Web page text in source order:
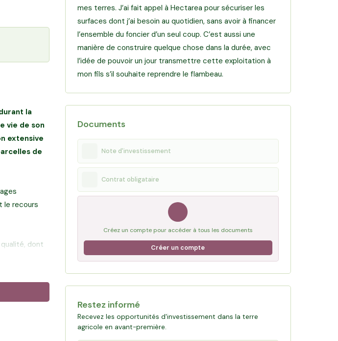
la
vie de son
extensive
de
le recours
dont
et
mes terres. J’ai fait appel à Hectarea pour sécuriser les
surfaces dont j’ai besoin au quotidien, sans avoir à financer
l’ensemble du foncier d’un seul coup. C’est aussi une
manière de construire quelque chose dans la durée, avec
l’idée de pouvoir un jour transmettre cette exploitation à
mon fils s’il souhaite reprendre le flambeau.
Documents
Note d'investissement
Contrat obligataire
Créez un compte pour accéder à tous les documents
Créer un compte
Restez informé
Recevez les opportunités d'investissement dans la terre
agricole en avant-première.